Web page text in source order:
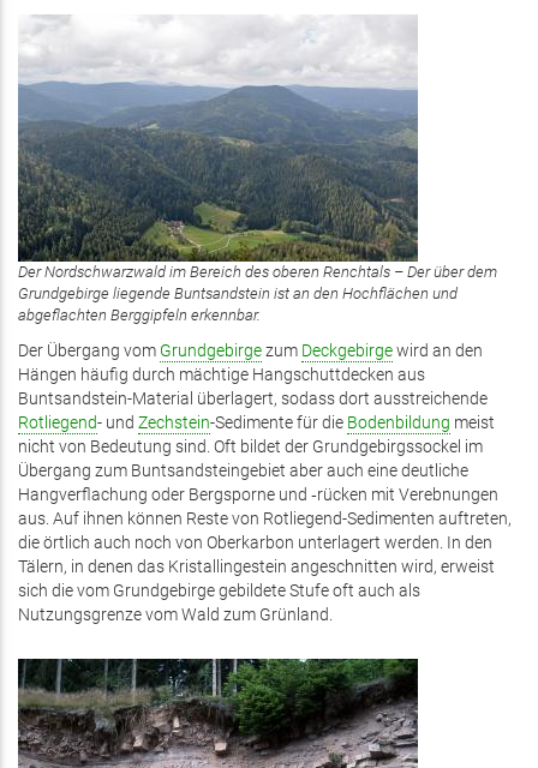
Der Nordschwarzwald im Bereich des oberen Renchtals – Der über dem
Grundgebirge liegende Buntsandstein ist an den Hochflächen und
abgeflachten Berggipfeln erkennbar.
Der Übergang vom Grundgebirgezum Deckgebirgewird an den
Hängen häufig durch mächtige Hangschuttdecken aus
Buntsandstein-Material überlagert, sodass dort ausstreichende
Rotliegend- und Zechstein-Sedimente für die Bodenbildung meist
nicht von Bedeutung sind. Oft bildet der Grundgebirgssockel im
Übergang zum Buntsandsteingebiet aber auch eine deutliche
Hangverflachung oder Bergsporne und ‑rücken mit Verebnungen
aus. Auf ihnen können Reste von Rotliegend-Sedimenten auftreten,
die örtlich auch noch von Oberkarbon unterlagert werden. In den
Tälern, in denen das Kristallingestein angeschnitten wird, erweist
sich die vom Grundgebirge gebildete Stufe oft auch als
Nutzungsgrenze vom Wald zum Grünland.